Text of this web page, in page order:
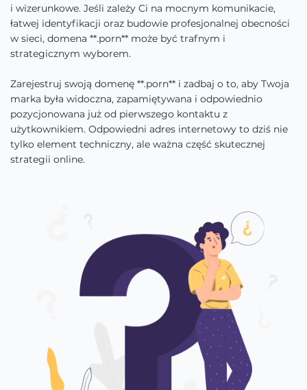
i wizerunkowe. Jeśli zależy Ci na mocnym komunikacie,
łatwej identyfikacji oraz budowie profesjonalnej obecności
w sieci, domena **.porn** może być trafnym i
strategicznym wyborem.
Zarejestruj swoją domenę **.porn** i zadbaj o to, aby Twoja
marka była widoczna, zapamiętywana i odpowiednio
pozycjonowana już od pierwszego kontaktu z
użytkownikiem. Odpowiedni adres internetowy to dziś nie
tylko element techniczny, ale ważna część skutecznej
strategii online.